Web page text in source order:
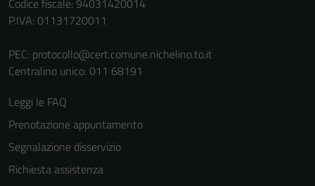
Codice fiscale: 94031420014
P.IVA: 01131720011
PEC: protocollo@cert.comune.nichelino.to.it
Centralino unico: 011 68191
Leggi le FAQ
Prenotazione appuntamento
Segnalazione disservizio
Richiesta assistenza
informazioni